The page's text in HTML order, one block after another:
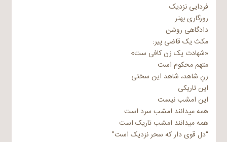
فردایی نزدیک
روزگاری بهتر
دادگاهی روشن
مکث یک قاضی پیر:
«شهادت یک زن کافی ست»
متهم محکوم است
زنِ شاهد، شاهد این سختی
این تاریکی
این امشب نیست
همه میدانند امشب سرد است
همه میدانند امشب تاریک است
“دل قوی دار که سحر نزدیک است”